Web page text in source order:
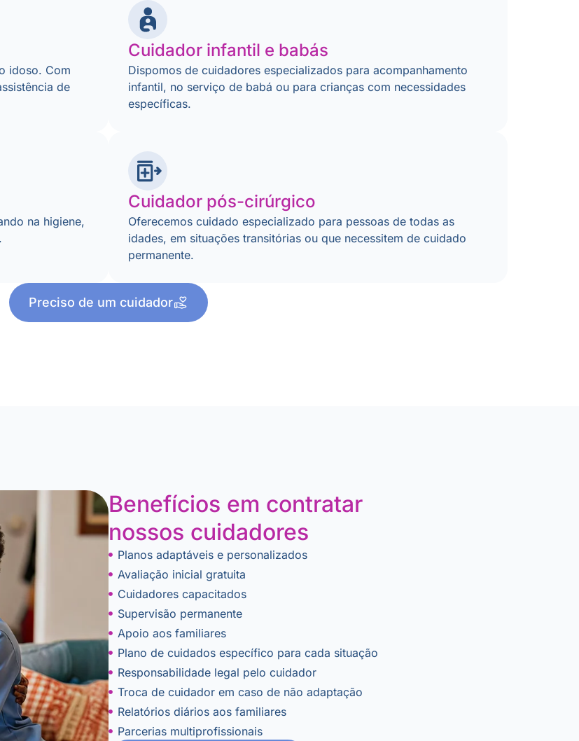
idoso. Com
de
Cuidador infantil e babás
Dispomos de cuidadores especializados para acompanhamento
infantil, no serviço de babá ou para crianças com necessidades
específicas.
na higiene,
Cuidador pós-cirúrgico
Oferecemos cuidado especializado para pessoas de todas as
idades, em situações transitórias ou que necessitem de cuidado
permanente.
Preciso de um cuidador
Benefícios em contratar
nossos cuidadores​
Planos adaptáveis e personalizados
Avaliação inicial gratuita
Cuidadores capacitados
Supervisão permanente
Apoio aos familiares
Plano de cuidados específico para cada situação
Responsabilidade legal pelo cuidador
Troca de cuidador em caso de não adaptação
Relatórios diários aos familiares
Parcerias multiprofissionais